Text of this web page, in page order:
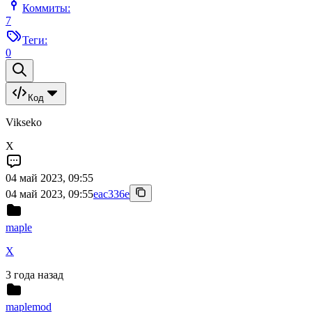
Коммиты:
7
Теги:
0
Код
Vikseko
X
04 май 2023, 09:55
04 май 2023, 09:55eac336e
maple
X
3 года назад
maplemod